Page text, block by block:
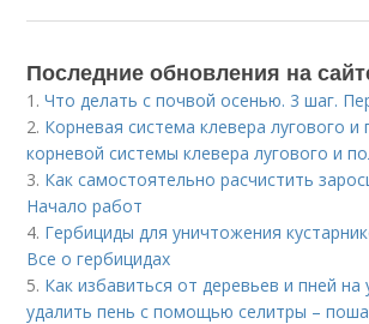
Последние обновления на
1.Что делать с почвой осенью. 3 шаг.
2. Корневая система клевера лугового и
корневой системы клевера лугового и
3. Как самостоятельно расчистить
Начало работ
4. Гербициды для уничтожения
Все о гербицидах
5. Как избавиться от деревьев и пней на
удалить пень с помощью селитры –